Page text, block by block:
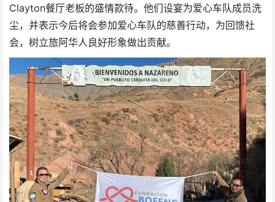
Clayton餐厅老板的盛情款待。他们设宴为爱心车队成员洗
尘，并表示今后将会参加爱心车队的慈善行动，为回馈社
会，树立旅阿华人良好形象做出贡献。